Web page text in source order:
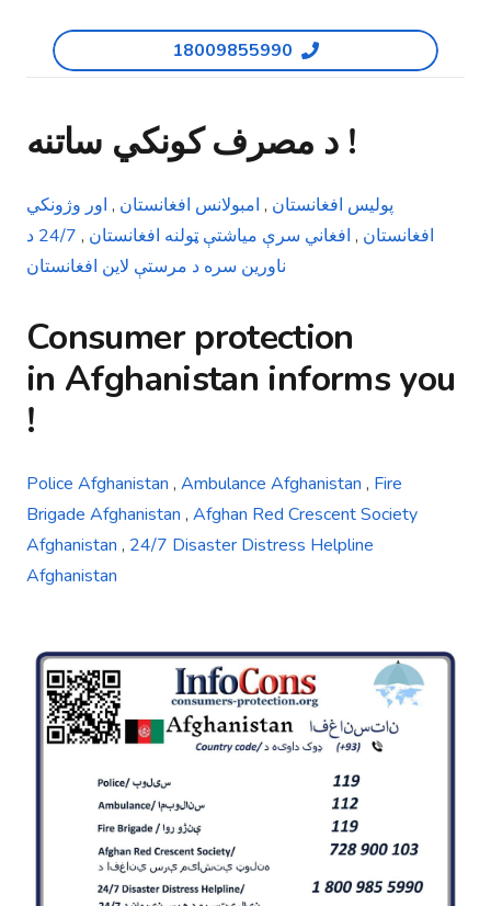
18009855990
د مصرف کونکي ساتنه !
پولیس افغانستان , امبولانس افغانستان , اور وژونکي
افغانستان , افغاني سرې میاشتې ټولنه افغانستان ,
24/7 د
ناورین سره د مرستې لاین افغانستان
Consumer protection
in Afghanistan informs you
!
Police Afghanistan , Ambulance Afghanistan , Fire
Brigade Afghanistan , Afghan Red Crescent Society
Afghanistan , 24/7 Disaster Distress Helpline
Afghanistan